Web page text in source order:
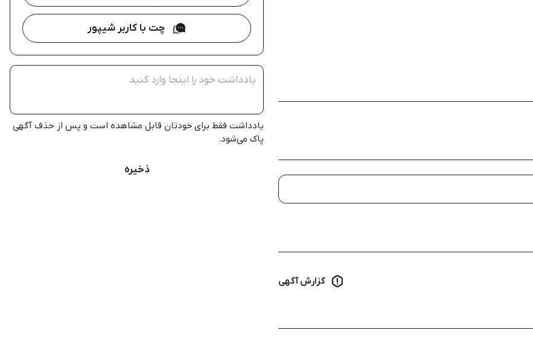
گزارش آگهی
چت با کاربر شیپور
یادداشت فقط برای خودتان قابل مشاهده است و پس از حذف آگهی
پاک می‌شود.
ذخیره